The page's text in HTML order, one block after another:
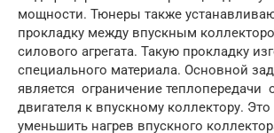
мощности. Тюнеры также
прокладку между впускным
силового агрегата. Такую прокладку
специального материала. Основной
является ограничение теплопередачи
двигателя к впускному коллектору.
уменьшить нагрев впускного